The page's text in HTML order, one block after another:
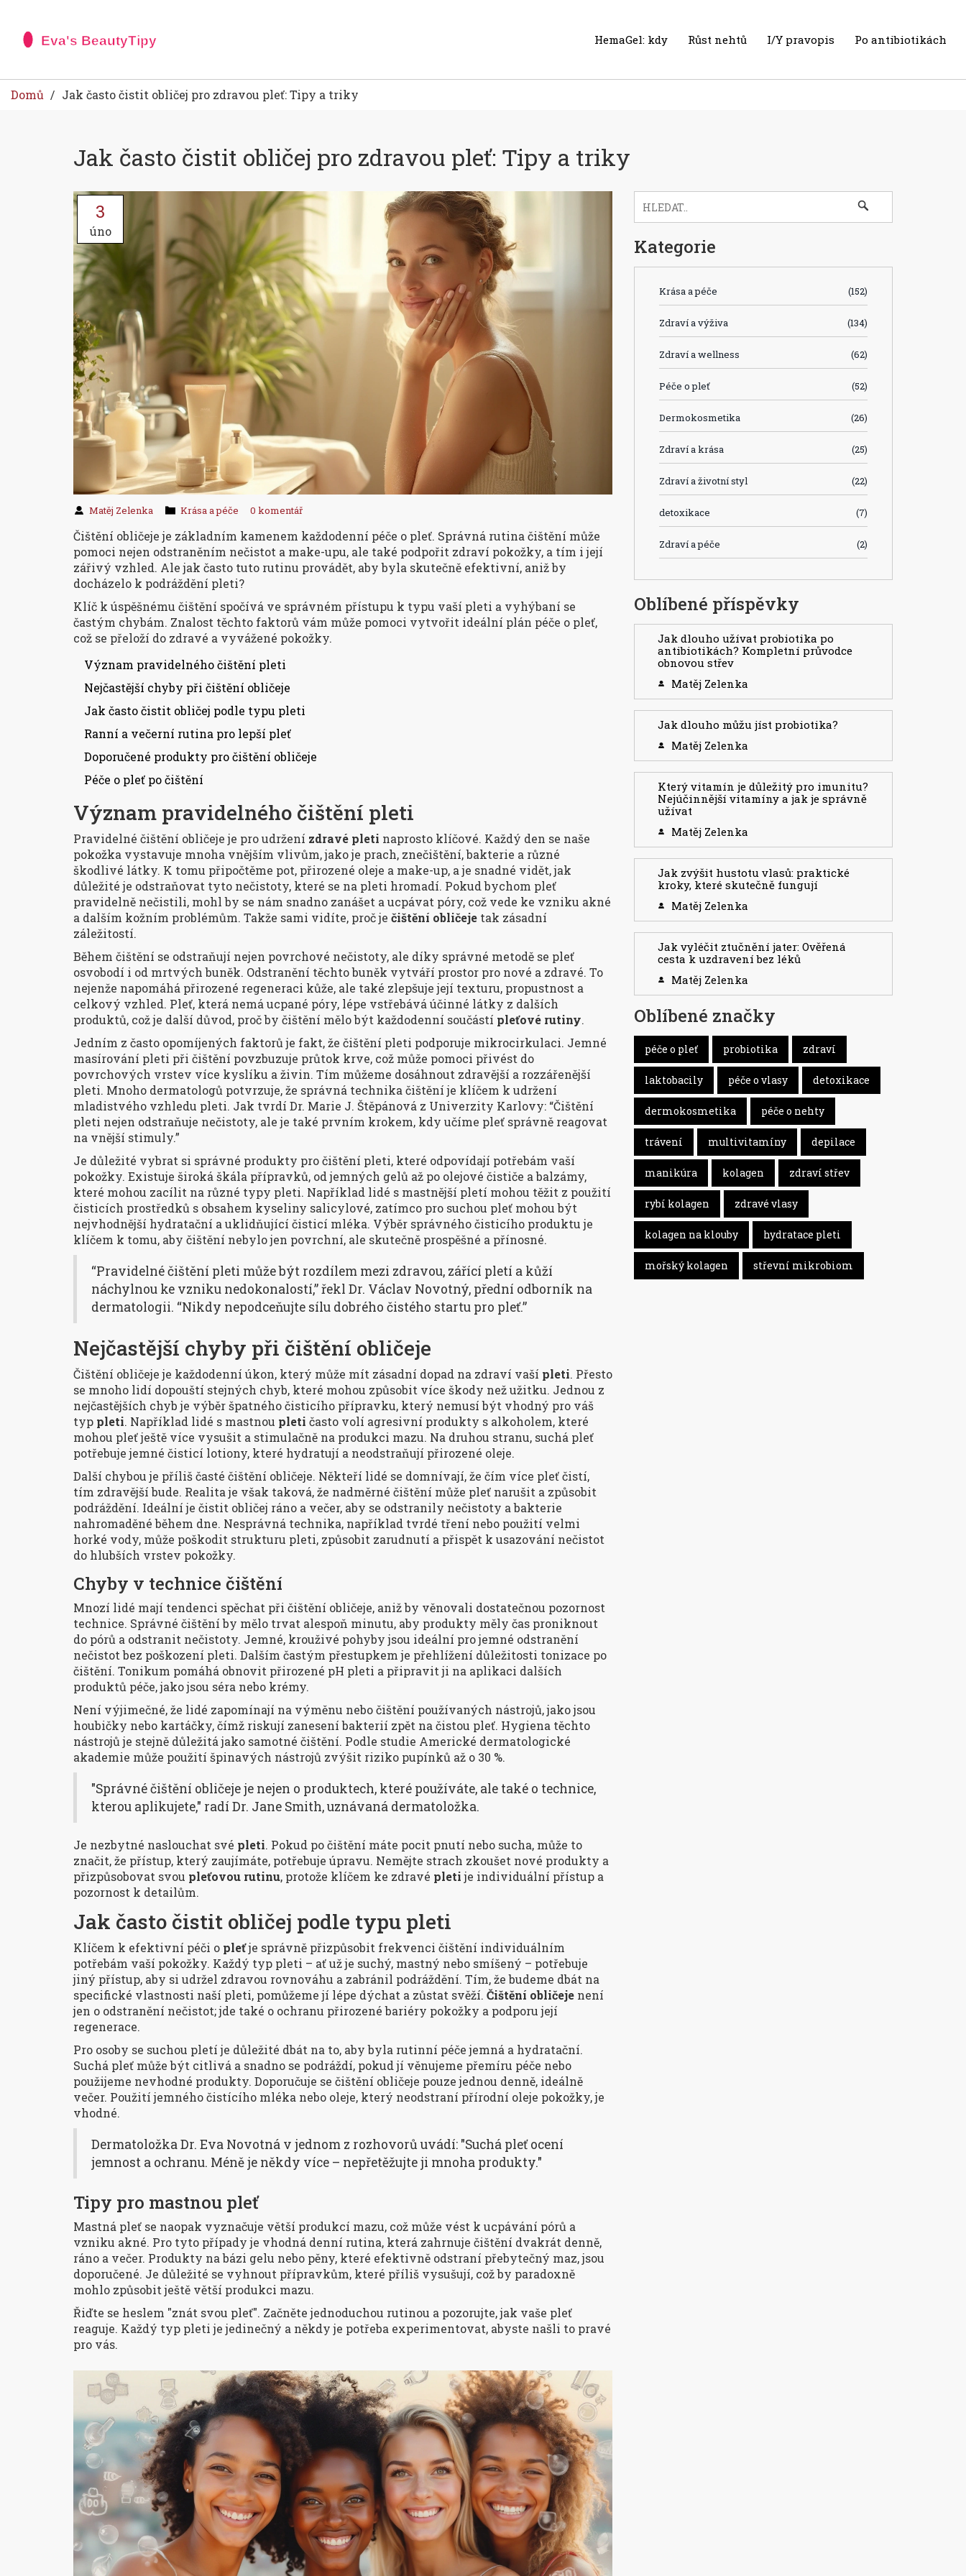
HemaGel: kdy Růst nehtů I/Y pravopis Po antibiotikách
Domů Jak často čistit obličej pro zdravou pleť: Tipy a triky
Jak často čistit obličej pro zdravou pleť: Tipy a triky
3
úno
Matěj Zelenka Krása a péče 0 komentář
Čištění obličeje je základním kamenem každodenní péče o pleť. Správná rutina čištění může
pomoci nejen odstraněním nečistot a make-upu, ale také podpořit zdraví pokožky, a tím i její
zářivý vzhled. Ale jak často tuto rutinu provádět, aby byla skutečně efektivní, aniž by
docházelo k podráždění pleti?
Klíč k úspěšnému čištění spočívá ve správném přístupu k typu vaší pleti a vyhýbaní se
častým chybám. Znalost těchto faktorů vám může pomoci vytvořit ideální plán péče o pleť,
což se přeloží do zdravé a vyvážené pokožky.
Význam pravidelného čištění pleti
Nejčastější chyby při čištění obličeje
Jak často čistit obličej podle typu pleti
Ranní a večerní rutina pro lepší pleť
Doporučené produkty pro čištění obličeje
Péče o pleť po čištění
Význam pravidelného čištění pleti
Pravidelné čištění obličeje je pro udržení zdravé pleti naprosto klíčové. Každý den se naše
pokožka vystavuje mnoha vnějším vlivům, jako je prach, znečištění, bakterie a různé
škodlivé látky. K tomu připočtěme pot, přirozené oleje a make-up, a je snadné vidět, jak
důležité je odstraňovat tyto nečistoty, které se na pleti hromadí. Pokud bychom pleť
pravidelně nečistili, mohl by se nám snadno zanášet a ucpávat póry, což vede ke vzniku akné
a dalším kožním problémům. Takže sami vidíte, proč je čištění obličeje tak zásadní
záležitostí.
Během čištění se odstraňují nejen povrchové nečistoty, ale díky správné metodě se pleť
osvobodí i od mrtvých buněk. Odstranění těchto buněk vytváří prostor pro nové a zdravé. To
nejenže napomáhá přirozené regeneraci kůže, ale také zlepšuje její texturu, propustnost a
celkový vzhled. Pleť, která nemá ucpané póry, lépe vstřebává účinné látky z dalších
produktů, což je další důvod, proč by čištění mělo být každodenní součástí pleťové rutiny.
Jedním z často opomíjených faktorů je fakt, že čištění pleti podporuje mikrocirkulaci. Jemné
masírování pleti při čištění povzbuzuje průtok krve, což může pomoci přivést do
povrchových vrstev více kyslíku a živin. Tím můžeme dosáhnout zdravější a rozzářenější
pleti. Mnoho dermatologů potvrzuje, že správná technika čištění je klíčem k udržení
mladistvého vzhledu pleti. Jak tvrdí Dr. Marie J. Štěpánová z Univerzity Karlovy: “Čištění
pleti nejen odstraňuje nečistoty, ale je také prvním krokem, kdy učíme pleť správně reagovat
na vnější stimuly.”
Je důležité vybrat si správné produkty pro čištění pleti, které odpovídají potřebám vaší
pokožky. Existuje široká škála přípravků, od jemných gelů až po olejové čističe a balzámy,
které mohou zacílit na různé typy pleti. Například lidé s mastnější pletí mohou těžit z použití
čisticích prostředků s obsahem kyseliny salicylové, zatímco pro suchou pleť mohou být
nejvhodnější hydratační a uklidňující čisticí mléka. Výběr správného čisticího produktu je
klíčem k tomu, aby čištění nebylo jen povrchní, ale skutečně prospěšné a přínosné.
“Pravidelné čištění pleti může být rozdílem mezi zdravou, zářící pletí a kůží
náchylnou ke vzniku nedokonalostí,” řekl Dr. Václav Novotný, přední odborník na
dermatologii. “Nikdy nepodceňujte sílu dobrého čistého startu pro pleť.”
Nejčastější chyby při čištění obličeje
Čištění obličeje je každodenní úkon, který může mít zásadní dopad na zdraví vaší pleti. Přesto
se mnoho lidí dopouští stejných chyb, které mohou způsobit více škody než užitku. Jednou z
nejčastějších chyb je výběr špatného čisticího přípravku, který nemusí být vhodný pro váš
typ pleti. Například lidé s mastnou pleti často volí agresivní produkty s alkoholem, které
mohou pleť ještě více vysušit a stimulačně na produkci mazu. Na druhou stranu, suchá pleť
potřebuje jemné čisticí lotiony, které hydratují a neodstraňují přirozené oleje.
Další chybou je příliš časté čištění obličeje. Někteří lidé se domnívají, že čím více pleť čistí,
tím zdravější bude. Realita je však taková, že nadměrné čištění může pleť narušit a způsobit
podráždění. Ideální je čistit obličej ráno a večer, aby se odstranily nečistoty a bakterie
nahromaděné během dne. Nesprávná technika, například tvrdé tření nebo použití velmi
horké vody, může poškodit strukturu pleti, způsobit zarudnutí a přispět k usazování nečistot
do hlubších vrstev pokožky.
Chyby v technice čištění
Mnozí lidé mají tendenci spěchat při čištění obličeje, aniž by věnovali dostatečnou pozornost
technice. Správné čištění by mělo trvat alespoň minutu, aby produkty měly čas proniknout
do pórů a odstranit nečistoty. Jemné, krouživé pohyby jsou ideální pro jemné odstranění
nečistot bez poškození pleti. Dalším častým přestupkem je přehlížení důležitosti tonizace po
čištění. Tonikum pomáhá obnovit přirozené pH pleti a připravit ji na aplikaci dalších
produktů péče, jako jsou séra nebo krémy.
Není výjimečné, že lidé zapomínají na výměnu nebo čištění používaných nástrojů, jako jsou
houbičky nebo kartáčky, čímž riskují zanesení bakterií zpět na čistou pleť. Hygiena těchto
nástrojů je stejně důležitá jako samotné čištění. Podle studie Americké dermatologické
akademie může použití špinavých nástrojů zvýšit riziko pupínků až o 30 %.
"Správné čištění obličeje je nejen o produktech, které používáte, ale také o technice,
kterou aplikujete," radí Dr. Jane Smith, uznávaná dermatoložka.
Je nezbytné naslouchat své pleti. Pokud po čištění máte pocit pnutí nebo sucha, může to
značit, že přístup, který zaujímáte, potřebuje úpravu. Nemějte strach zkoušet nové produkty a
přizpůsobovat svou pleťovou rutinu, protože klíčem ke zdravé pletije individuální přístup a
pozornost k detailům.
Jak často čistit obličej podle typu pleti
Klíčem k efektivní péči o pleťje správně přizpůsobit frekvenci čištění individuálním
potřebám vaší pokožky. Každý typ pleti – ať už je suchý, mastný nebo smíšený – potřebuje
jiný přístup, aby si udržel zdravou rovnováhu a zabránil podráždění. Tím, že budeme dbát na
specifické vlastnosti naší pleti, pomůžeme jí lépe dýchat a zůstat svěží. Čištění obličeje není
jen o odstranění nečistot; jde také o ochranu přirozené bariéry pokožky a podporu její
regenerace.
Pro osoby se suchou pletí je důležité dbát na to, aby byla rutinní péče jemná a hydratační.
Suchá pleť může být citlivá a snadno se podráždí, pokud jí věnujeme přemíru péče nebo
použijeme nevhodné produkty. Doporučuje se čištění obličeje pouze jednou denně, ideálně
večer. Použití jemného čistícího mléka nebo oleje, který neodstraní přírodní oleje pokožky, je
vhodné.
Dermatoložka Dr. Eva Novotná v jednom z rozhovorů uvádí: "Suchá pleť ocení
jemnost a ochranu. Méně je někdy více – nepřetěžujte ji mnoha produkty."
Tipy pro mastnou pleť
Mastná pleť se naopak vyznačuje větší produkcí mazu, což může vést k ucpávání pórů a
vzniku akné. Pro tyto případy je vhodná denní rutina, která zahrnuje čištění dvakrát denně,
ráno a večer. Produkty na bázi gelu nebo pěny, které efektivně odstraní přebytečný maz, jsou
doporučené. Je důležité se vyhnout přípravkům, které příliš vysušují, což by paradoxně
mohlo způsobit ještě větší produkci mazu.
Řiďte se heslem "znát svou pleť". Začněte jednoduchou rutinou a pozorujte, jak vaše pleť
reaguje. Každý typ pleti je jedinečný a někdy je potřeba experimentovat, abyste našli to pravé
pro vás.
Kategorie
Krása a péče (152)
Zdraví a výživa (134)
Zdraví a wellness (62)
Péče o pleť (52)
Dermokosmetika (26)
Zdraví a krása (25)
Zdraví a životní styl (22)
detoxikace (7)
Zdraví a péče (2)
Oblíbené příspěvky
Jak dlouho užívat probiotika po
antibiotikách? Kompletní průvodce
obnovou střev
Matěj Zelenka
Jak dlouho můžu jíst probiotika?
Matěj Zelenka
Který vitamín je důležitý pro imunitu?
Nejúčinnější vitamíny a jak je správně
užívat
Matěj Zelenka
Jak zvýšit hustotu vlasů: praktické
kroky, které skutečně fungují
Matěj Zelenka
Jak vyléčit ztučnění jater: Ověřená
cesta k uzdravení bez léků
Matěj Zelenka
Oblíbené značky
péče o pleť probiotika zdraví
laktobacily péče o vlasy detoxikace
dermokosmetika péče o nehty
trávení multivitamíny depilace
manikúra kolagen zdraví střev
rybí kolagen zdravé vlasy
kolagen na klouby hydratace pleti
mořský kolagen střevní mikrobiom